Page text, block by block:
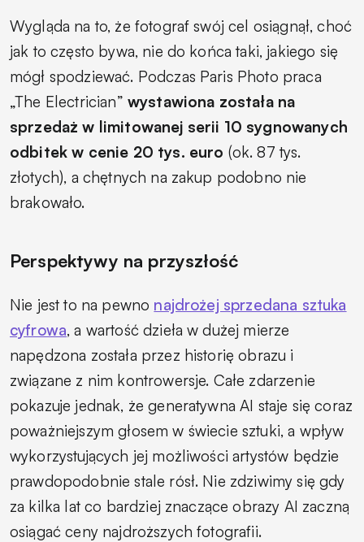
Wygląda na to, że fotograf swój cel osiągnął, choć
jak to często bywa, nie do końca taki, jakiego się
mógł spodziewać. Podczas Paris Photo praca
„The Electrician” wystawiona została na
sprzedaż w limitowanej serii 10 sygnowanych
odbitek w cenie 20 tys. euro (ok. 87 tys.
złotych), a chętnych na zakup podobno nie
brakowało.
Perspektywy na przyszłość
Nie jest to na pewno najdrożej sprzedana sztuka
cyfrowa, a wartość dzieła w dużej mierze
napędzona została przez historię obrazu i
związane z nim kontrowersje. Całe zdarzenie
pokazuje jednak, że generatywna AI staje się coraz
poważniejszym głosem w świecie sztuki, a wpływ
wykorzystujących jej możliwości artystów będzie
prawdopodobnie stale rósł. Nie zdziwimy się gdy
za kilka lat co bardziej znaczące obrazy AI zaczną
osiągać ceny najdroższych fotografii.